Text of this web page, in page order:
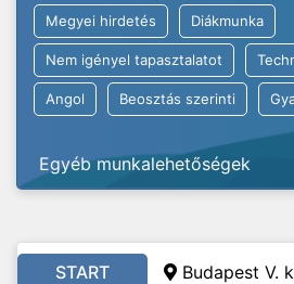
Megyei hirdetés Diákmunka
Nem igényel tapasztalatot
Angol Beosztás szerinti
Egyéb munkalehetőségek
START Budapest V.